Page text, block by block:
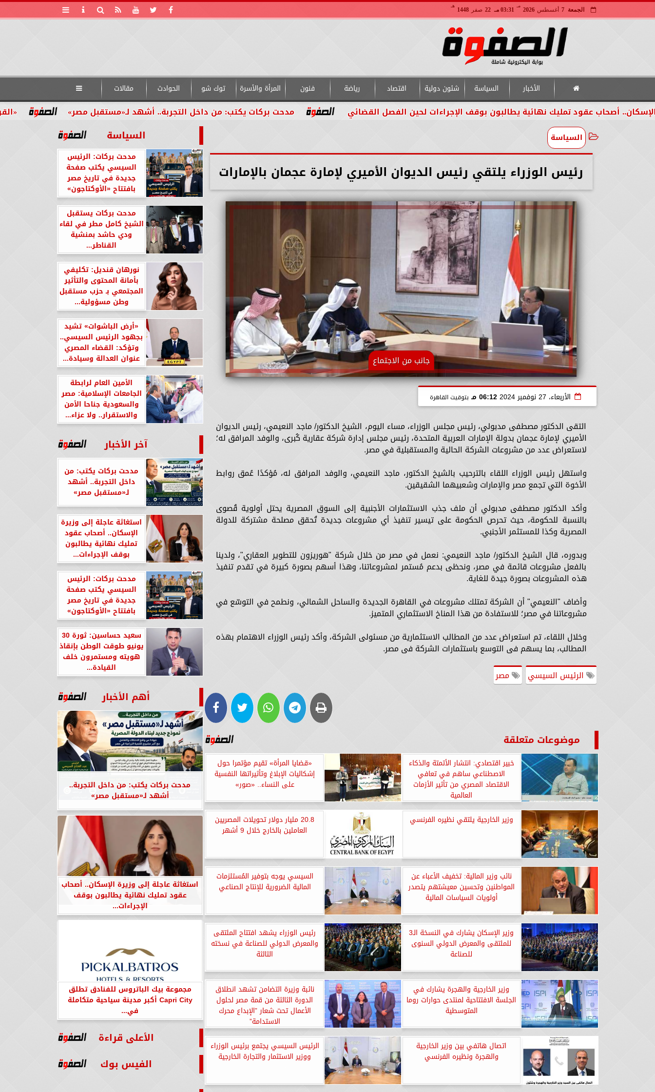
الجمعة 7 أغسطس 2026
مـ
03:31 مـ 22 صفر 1448
هـ
الأخبار السياسة شئون دولية اقتصاد رياضة فنون المرأة والأسرة توك شو الحوادث مقالات 
«القومي مدحت بركات يكتب: من داخل التجربة.. أشهد لـ«مستقبل مصر» عقود تمليك نهائية يطالبون بوقف الإجراءات لحين الفصل القضائي
السياسة
رئيس الوزراء يلتقي رئيس الديوان الأميري لإمارة عجمان بالإمارات
جانب من الاجتماع
الأربعاء، 27 نوفمبر 2024 06:12 مـ بتوقيت القاهرة
التقى الدكتور مصطفى مدبولي، رئيس مجلس الوزراء، مساء اليوم، الشيخ الدكتور/ ماجد النعيمي، رئيس الديوان
الأميري لإمارة عجمان بدولة الإمارات العربية المتحدة، رئيس مجلس إدارة شركة عقارية كُبرى، والوفد المرافق له؛
لاستعراض عدد من مشروعات الشركة الحالية والمستقبلية في مصر.
واستهل رئيس الوزراء اللقاء بالترحيب بالشيخ الدكتور، ماجد النعيمي، والوفد المرافق له، مُؤكدًا عُمق روابط
الأخوة التي تجمع مصر والإمارات وشعبيهما الشقيقين.
وأكد الدكتور مصطفى مدبولي أن ملف جذب الاستثمارات الأجنبية إلى السوق المصرية يحتل أولوية قُصوى
بالنسبة للحكومة، حيث تحرص الحكومة على تيسير تنفيذ أي مشروعات جديدة تُحقق مصلحة مشتركة للدولة
المصرية وكذا للمستثمر الأجنبي.
وبدوره، قال الشيخ الدكتور/ ماجد النعيمي: نعمل في مصر من خلال شركة "هوريزون للتطوير العقاري"، ولدينا
بالفعل مشروعات قائمة في مصر، ونحظى بدعم مُستمر لمشروعاتنا، وهذا أسهم بصورة كبيرة في تقدم تنفيذ
هذه المشروعات بصورة جيدة للغاية.
وأضاف "النعيمي" أن الشركة تمتلك مشروعات في القاهرة الجديدة والساحل الشمالي، ونطمح في التوسّع في
مشروعاتنا في مصر؛ للاستفادة من هذا المناخ الاستثماري المتميز.
وخلال اللقاء، تم استعراض عدد من المطالب الاستثمارية من مسئولى الشركة، وأكد رئيس الوزراء الاهتمام بهذه
المطالب، بما يسهم فى التوسع باستثمارات الشركة فى مصر.
الرئيس السيسي
مصر
موضوعات متعلقة
خبير اقتصادي: انتشار الأتمتة والذكاء
الاصطناعي ساهم في تعافي
الاقتصاد المصري من تأثير الأزمات
العالمية
«قضايا المرأة» تقيم مؤتمرا حول
إشكاليات الإبلاغ وتأثيراتها النفسية
على النساء.. «صور»
وزير الخارجية يلتقي نظيره الفرنسي
20.8 مليار دولار تحويلات المصريين
العاملين بالخارج خلال 9 أشهر
نائب وزير المالية: تخفيف الأعباء عن
المواطنين وتحسين معيشتهم يتصدر
أولويات السياسات المالية
السيسي يوجه بتوفير المُستلزمات
المالية الضرورية للإنتاج الصناعي
وزير الإسكان يشارك في النسخة الـ3
للملتقى والمعرض الدولي السنوى
للصناعة
رئيس الوزراء يشهد افتتاح الملتقى
والمعرض الدولي للصناعة في نسخته
الثالثة
وزير الخارجية والهجرة يشارك في
الجلسة الافتتاحية لمنتدى حوارات روما
المتوسطية
نائبة وزيرة التضامن تشهد انطلاق
الدورة الثالثة من قمة مصر لحلول
الأعمال تحت شعار ”الإبداع محرك
الاستدامة”
اتصال هاتفي بين وزير الخارجية
والهجرة ونظيره الفرنسي
الرئيس السيسي يجتمع برئيس الوزراء
ووزير الاستثمار والتجارة الخارجية
السياسة
مدحت بركات: الرئيس
السيسي يكتب صفحة
جديدة في تاريخ مصر
بافتتاح «الأوكتاجون»
مدحت بركات يستقبل
الشيخ كامل مطر في لقاء
ودي حاشد بمنشية
القناطر...
نورهان قنديل: تكليفي
بأمانة المحتوى والتأثير
المجتمعي بـ حزب مستقبل
وطن مسؤولية...
«أرض الباشوات» تشيد
بجهود الرئيس السيسي..
وتؤكد: القضاء المصري
عنوان العدالة وسيادة...
الأمين العام لرابطة
الجامعات الإسلامية: مصر
والسعودية جناحا الأمن
والاستقرار.. ولا عزاء...
آخر الأخبار
مدحت بركات يكتب: من
داخل التجربة.. أشهد
لـ«مستقبل مصر»
استغاثة عاجلة إلى وزيرة
الإسكان.. أصحاب عقود
تمليك نهائية يطالبون
بوقف الإجراءات...
مدحت بركات: الرئيس
السيسي يكتب صفحة
جديدة في تاريخ مصر
بافتتاح «الأوكتاجون»
سعيد حساسين: ثورة 30
يونيو طوقت الوطن بإنقاذ
هويته ومستمرون خلف
القيادة...
أهم الأخبار
مدحت بركات يكتب: من داخل التجربة..
أشهد لـ«مستقبل مصر»
استغاثة عاجلة إلى وزيرة الإسكان.. أصحاب
عقود تمليك نهائية يطالبون بوقف
الإجراءات...
مجموعة بيك الباتروس للفنادق تطلق
Capri City أكبر مدينة سياحية متكاملة
في...
الأعلى قراءة
الفيس بوك